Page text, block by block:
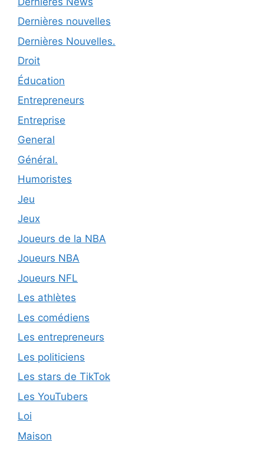
Dernières nouvelles
Dernières Nouvelles.
Droit
Éducation
Entrepreneurs
Entreprise
General
Général.
Humoristes
Jeu
Jeux
Joueurs de la NBA
Joueurs NBA
Joueurs NFL
Les athlètes
Les comédiens
Les entrepreneurs
Les politiciens
Les stars de TikTok
Les YouTubers
Loi
Maison